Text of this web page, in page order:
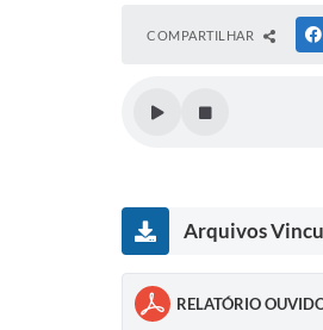
COMPARTILHAR
Arquivos
RELATÓRIO